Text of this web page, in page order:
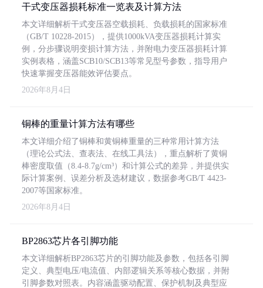
干式变压器损耗标准一览表及计算方法
本文详细解析干式变压器空载损耗、负载损耗的国家标准
（GB/T 10228-2015），提供1000kVA变压器损耗计算实
例，分步骤说明变损计算方法，并附电力变压器损耗计算
实例表格，涵盖SCB10/SCB13等常见型号参数，指导用户
快速掌握变压器能效评估要点。
2026年8月4日
铜棒的重量计算方法有哪些
本文详细介绍了铜棒和黄铜棒重量的三种常用计算方法
（理论公式法、查表法、在线工具法），重点解析了黄铜
棒密度取值（8.4-8.7g/cm³）和计算公式的差异，并提供实
际计算案例、误差分析及选材建议，数据参考GB/T 4423-
2007等国家标准。
2026年8月4日
BP2863芯片各引脚功能
本文详细解析BP2863芯片的引脚功能及参数，包括各引脚
定义、典型电压/电流值、内部逻辑关系等核心数据，并附
引脚参数对照表。内容涵盖驱动配置、保护机制及典型应